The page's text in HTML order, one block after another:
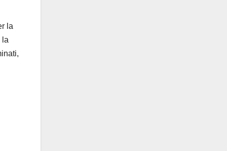
la
la